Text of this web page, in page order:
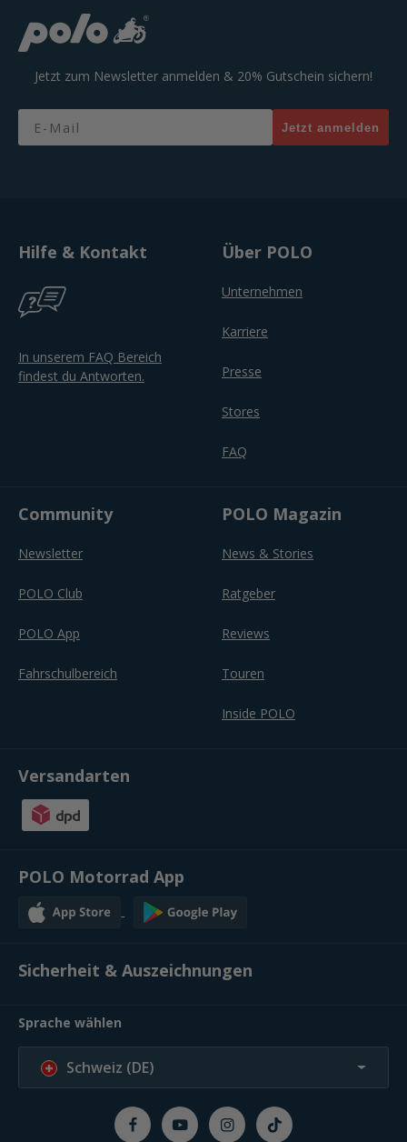
Jetzt zum Newsletter anmelden & 20% Gutschein sichern!
Email
Jetzt anmelden
Hilfe & Kontakt
In unserem FAQ Bereich
findest du Antworten.
Über POLO
Unternehmen
Karriere
Presse
Stores
FAQ
Community
Newsletter
POLO Club
POLO App
Fahrschulbereich
POLO Magazin
News & Stories
Ratgeber
Reviews
Touren
Inside POLO
Versandarten
POLO Motorrad App
Sicherheit & Auszeichnungen
Sprache wählen
Schweiz (DE)